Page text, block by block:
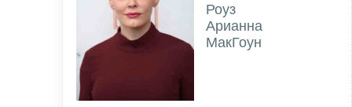
Роуз
Арианна
МакГоун